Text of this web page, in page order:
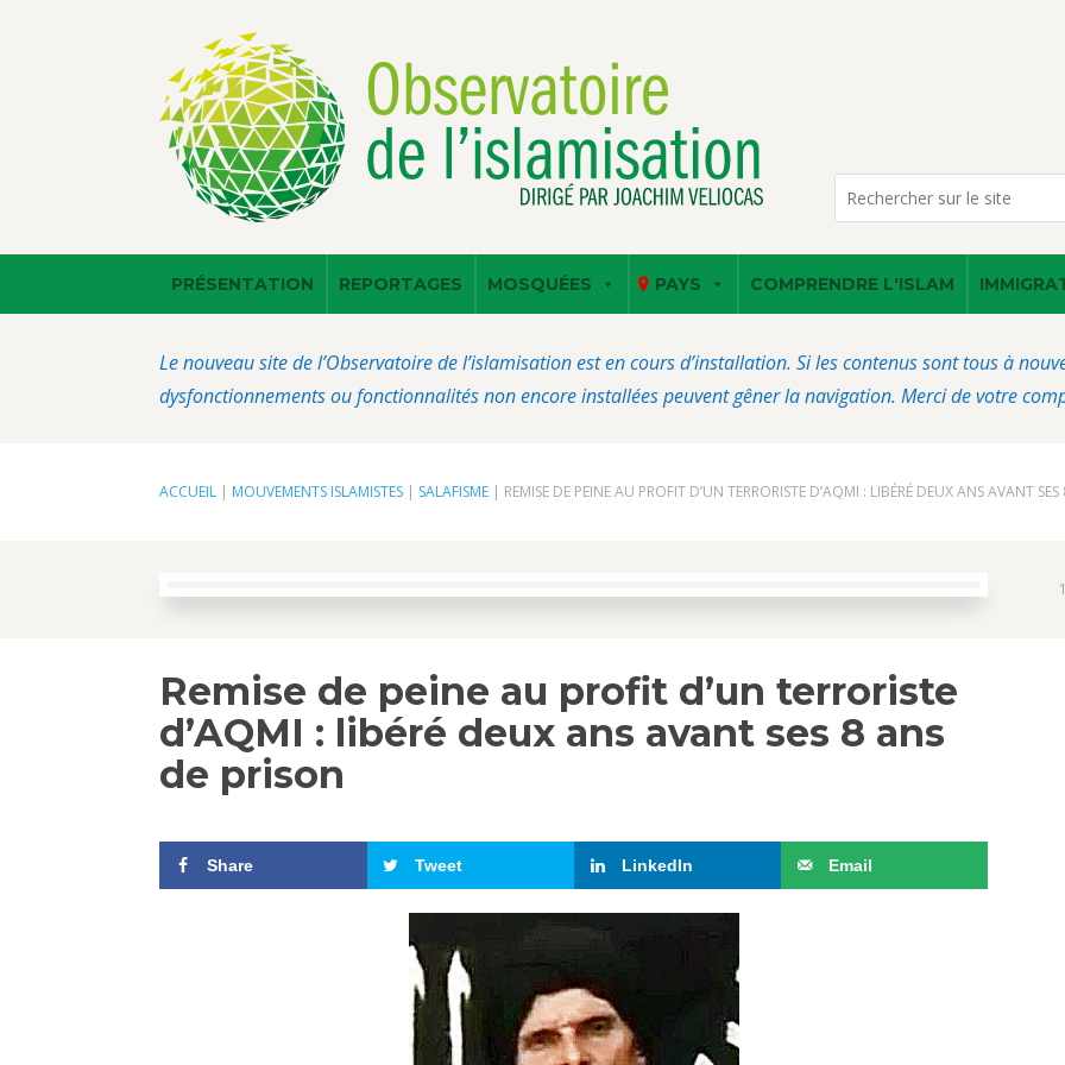
PRÉSENTATION REPORTAGES MOSQUÉES PAYS COMPRENDRE L'ISLAM
Le nouveau site de l’Observatoire de l’islamisation est en cours d’installation. Si les contenus sont tous à
dysfonctionnements ou fonctionnalités non encore installées peuvent gêner la navigation. Merci de votre
ACCUEIL | MOUVEMENTS ISLAMISTES | SALAFISME | REMISE DE PEINE AU PROFIT D’UN TERRORISTE D’AQMI : LIBÉRÉ DEUX ANS AVANT
Remise de peine au profit d’un terroriste
d’AQMI : libéré deux ans avant ses 8 ans
de prison
Share Tweet LinkedIn Email